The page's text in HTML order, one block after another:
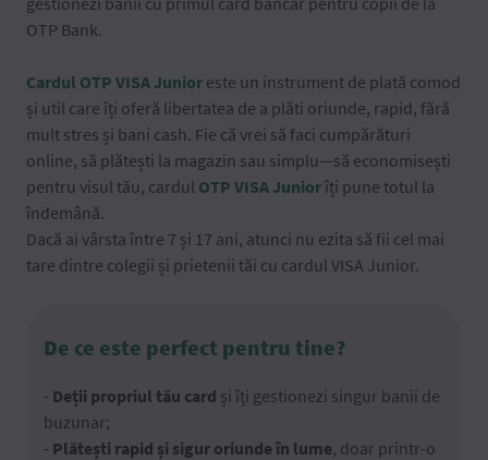
OTP Bank.
Cardul OTP VISA Junior este un instrument de plată comod
și util care îți oferă libertatea de a plăti oriunde, rapid, fără
mult stres și bani cash. Fie că vrei să faci cumpărături
online, să plătești la magazin sau simplu—să economisești
pentru visul tău, cardul OTP VISA Juniorîți pune totul la
îndemână.
Dacă ai vârsta între 7 și 17 ani, atunci nu ezita să fii cel mai
tare dintre colegii și prietenii tăi cu cardul VISA Junior.
De ce este perfect pentru tine?
- Deții propriul tău card și îți gestionezi singur banii de
buzunar;
- Plătești rapid și sigur oriunde în lume, doar printr-o